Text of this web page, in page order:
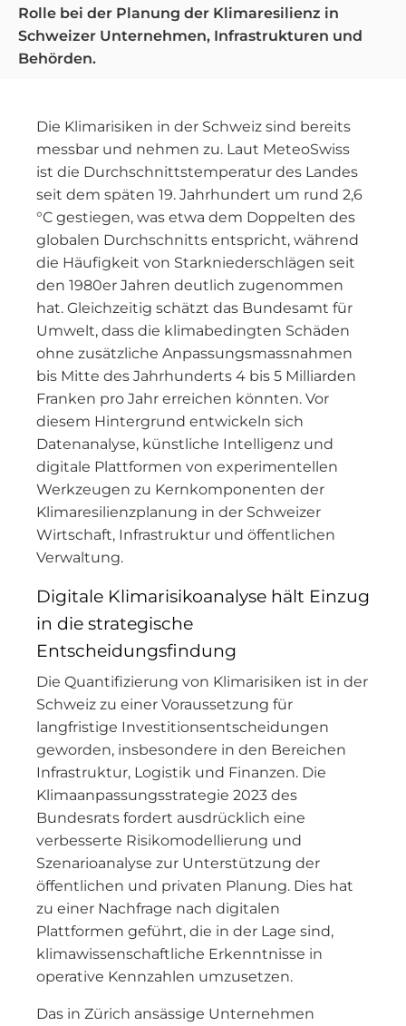
Rolle bei der Planung der Klimaresilienz in
Schweizer Unternehmen, Infrastrukturen und
Behörden.
Die Klimarisiken in der Schweiz sind bereits
messbar und nehmen zu. Laut MeteoSwiss
ist die Durchschnittstemperatur des Landes
seit dem späten 19. Jahrhundert um rund 2,6
°C gestiegen, was etwa dem Doppelten des
globalen Durchschnitts entspricht, während
die Häufigkeit von Starkniederschlägen seit
den 1980er Jahren deutlich zugenommen
hat. Gleichzeitig schätzt das Bundesamt für
Umwelt, dass die klimabedingten Schäden
ohne zusätzliche Anpassungsmassnahmen
bis Mitte des Jahrhunderts 4 bis 5 Milliarden
Franken pro Jahr erreichen könnten. Vor
diesem Hintergrund entwickeln sich
Datenanalyse, künstliche Intelligenz und
digitale Plattformen von experimentellen
Werkzeugen zu Kernkomponenten der
Klimaresilienzplanung in der Schweizer
Wirtschaft, Infrastruktur und öffentlichen
Verwaltung.
Digitale Klimarisikoanalyse hält Einzug
in die strategische
Entscheidungsfindung
Die Quantifizierung von Klimarisiken ist in der
Schweiz zu einer Voraussetzung für
langfristige Investitionsentscheidungen
geworden, insbesondere in den Bereichen
Infrastruktur, Logistik und Finanzen. Die
Klimaanpassungsstrategie 2023 des
Bundesrats fordert ausdrücklich eine
verbesserte Risikomodellierung und
Szenarioanalyse zur Unterstützung der
öffentlichen und privaten Planung. Dies hat
zu einer Nachfrage nach digitalen
Plattformen geführt, die in der Lage sind,
klimawissenschaftliche Erkenntnisse in
operative Kennzahlen umzusetzen.
Das in Zürich ansässige Unternehmen